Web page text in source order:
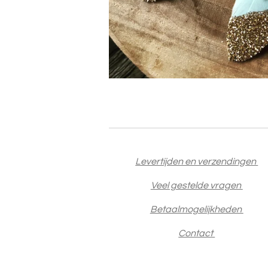
Levertijden en verzendingen
Veel gestelde vragen
Betaalmogelijkheden
Contact